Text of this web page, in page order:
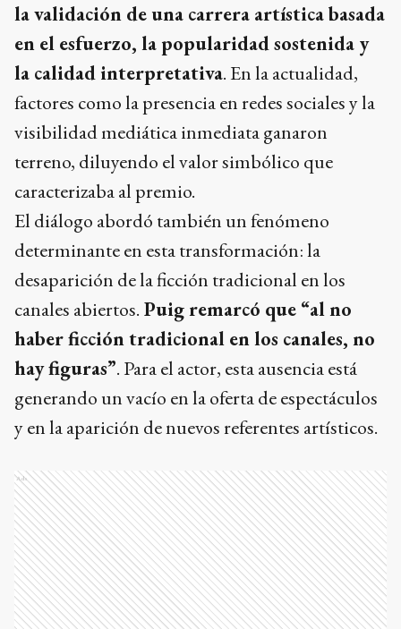
la validación de una carrera artística basada
en el esfuerzo, la popularidad sostenida y
la calidad interpretativa. En la actualidad,
factores como la presencia en redes sociales y la
visibilidad mediática inmediata ganaron
terreno, diluyendo el valor simbólico que
caracterizaba al premio.
El diálogo abordó también un fenómeno
determinante en esta transformación: la
desaparición de la ficción tradicional en los
canales abiertos. Puig remarcó que “al no
haber ficción tradicional en los canales, no
hay figuras”. Para el actor, esta ausencia está
generando un vacío en la oferta de espectáculos
y en la aparición de nuevos referentes artísticos.
Ads